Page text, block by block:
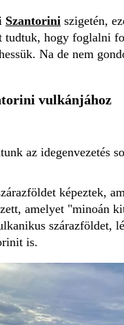
Szantorini szigetén,
tudtuk, hogy foglalni
Na de nem
vulkánjához
az idegenvezetés
képeztek,
amelyet "minoán
szárazföldet,
is.